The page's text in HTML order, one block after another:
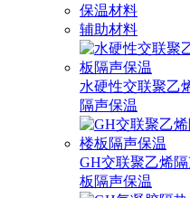
保温材料
辅助材料
水硬性交联聚乙
隔声保温
GH交联聚乙烯
板隔声保温